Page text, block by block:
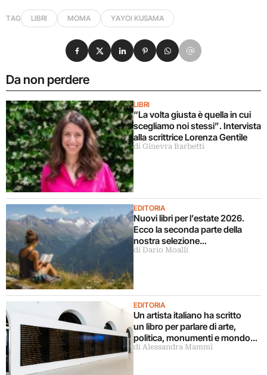
TAG LIBRI MOMA YAYOI KUSAMA
Da non perdere
LIBRI
“La volta giusta è quella in cui
scegliamo noi stessi”. Intervista
alla scrittrice Lorenza Gentile
di Ginevra Barbetti
EDITORIA
Nuovi libri per l’estate 2026.
Ecco la seconda parte della
nostra selezione…
di Dario Moalli
EDITORIA
Un artista italiano ha scritto
un libro per parlare di arte,
politica, monumenti e mondo
militare
di Alessandra Mammì
Condividi su Facebook
Condividi su X
Condividi su LinkedIn
Condividi su Pinterest
Condividi su WhatsApp
Condividi su Email